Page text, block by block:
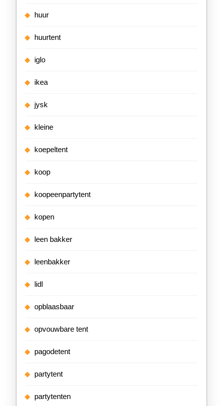
huur
huurtent
iglo
ikea
jysk
kleine
koepeltent
koop
koopeenpartytent
kopen
leen bakker
leenbakker
lidl
opblaasbaar
opvouwbare tent
pagodetent
partytent
partytenten